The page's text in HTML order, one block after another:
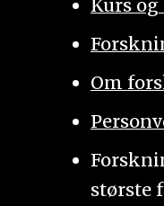
Kurs
Om
største